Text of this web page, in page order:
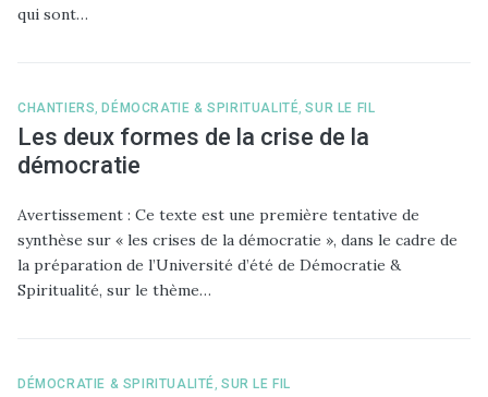
qui sont…
CHANTIERS ,DÉMOCRATIE & SPIRITUALITÉ ,SUR LE FIL
Les deux formes de la crise de la
démocratie
Avertissement : Ce texte est une première tentative de
synthèse sur « les crises de la démocratie », dans le cadre de
la préparation de l’Université d’été de Démocratie &
Spiritualité, sur le thème…
DÉMOCRATIE & SPIRITUALITÉ SUR LE FIL